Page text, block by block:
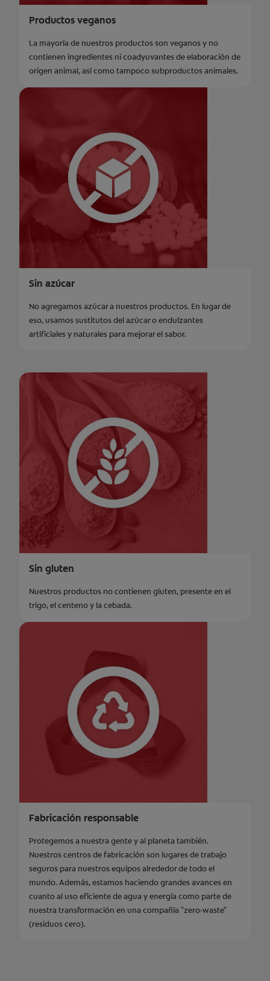
Productos veganos
La mayoría de nuestros productos son veganos y no
contienen ingredientes ni coadyuvantes de elaboración de
origen animal, así como tampoco subproductos animales.
Sin azúcar
No agregamos azúcar a nuestros productos. En lugar de
eso, usamos sustitutos del azúcar o endulzantes
artificiales y naturales para mejorar el sabor.
Sin gluten
Nuestros productos no contienen gluten, presente en el
trigo, el centeno y la cebada.
Fabricación responsable
Protegemos a nuestra gente y al planeta también.
Nuestros centros de fabricación son lugares de trabajo
seguros para nuestros equipos alrededor de todo el
mundo. Además, estamos haciendo grandes avances en
cuanto al uso eficiente de agua y energía como parte de
nuestra transformación en una compañía "zero-waste"
(residuos cero).